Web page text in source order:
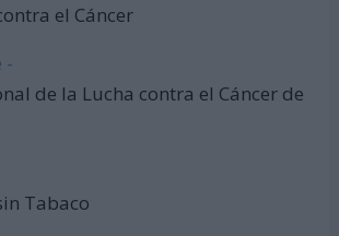
el Cáncer
-
de la Lucha contra el Cáncer de
Tabaco